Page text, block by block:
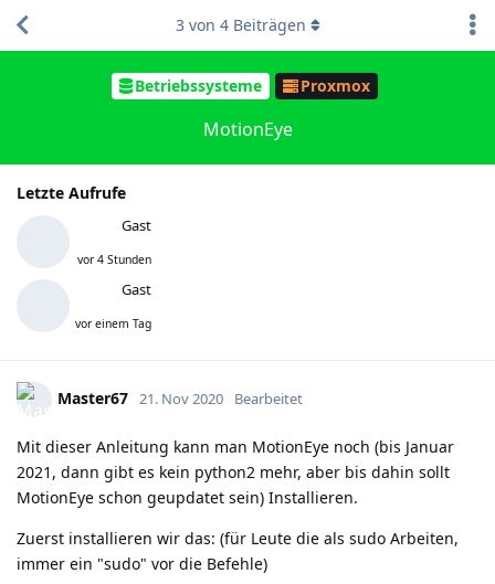
Betriebssysteme Proxmox
MotionEye
Letzte Aufrufe
Gast
vor 4 Stunden
Gast
vor einem Tag
3 von 4Beiträgen
Master67 21. Nov 2020 Bearbeitet
Mit dieser Anleitung kann man MotionEye noch (bis Januar
2021, dann gibt es kein python2 mehr, aber bis dahin sollt
MotionEye schon geupdatet sein) Installieren.
Zuerst installieren wir das: (für Leute die als sudo Arbeiten,
immer ein "sudo" vor die Befehle)